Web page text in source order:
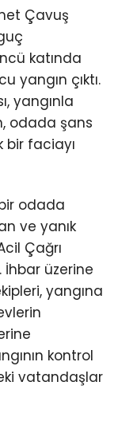
Çavuş
katında
yangın çıktı.
yangınla
odada şans
bir faciayı
odada
ve yanık
Çağrı
İhbar üzerine
yangına
kontrol
vatandaşlar